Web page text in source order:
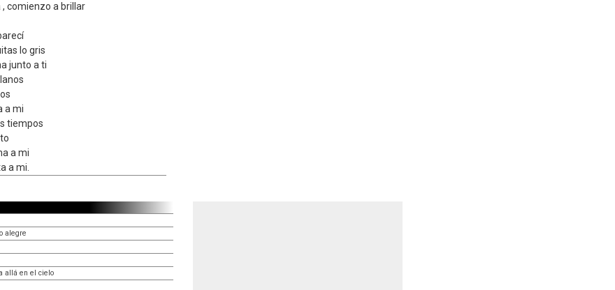
comienzo a brillar
lo gris
junto a ti
a mi
tiempos
a mi
a mi.
alegre
allá en el cielo